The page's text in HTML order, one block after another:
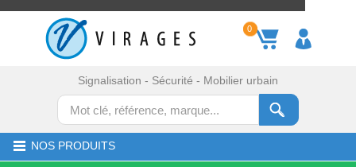
0
Signalisation - Sécurité - Mobilier urbain
NOS PRODUITS